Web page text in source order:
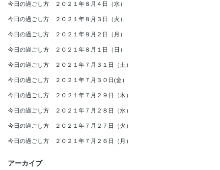
今日の過ごし方 ２０２１年８月４日（水）
今日の過ごし方 ２０２１年８月３日（火）
今日の過ごし方 ２０２１年８月２日（月）
今日の過ごし方 ２０２１年８月１日（日）
今日の過ごし方 ２０２１年７月３１日（土）
今日の過ごし方 ２０２１年７月３０日(金）
今日の過ごし方 ２０２１年７月２９日（木）
今日の過ごし方 ２０２１年７月２８日（水）
今日の過ごし方 ２０２１年７月２７日（火）
今日の過ごし方 ２０２１年７月２６日（月）
アーカイブ